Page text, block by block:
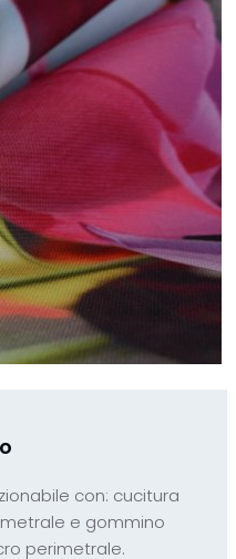
con: cucitura
e gommino
perimetrale.